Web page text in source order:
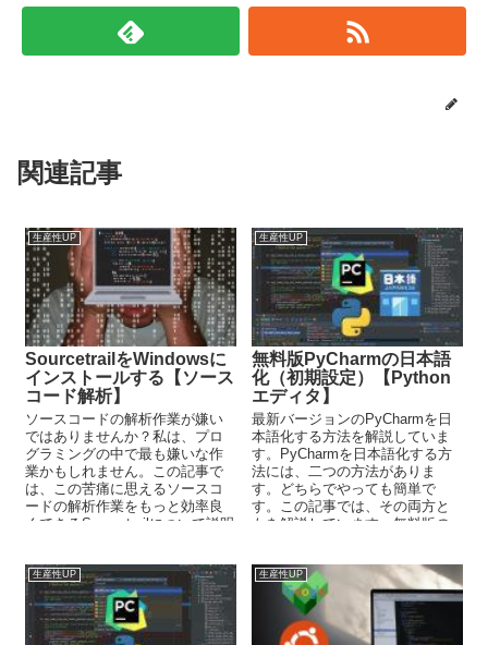
関連記事
生産性UP
SourcetrailをWindowsに
インストールする【ソース
コード解析】
ソースコードの解析作業が嫌い
ではありませんか？私は、プロ
グラミングの中で最も嫌いな作
業かもしれません。この記事で
は、この苦痛に思えるソースコ
ードの解析作業をもっと効率良
くできるSourcetrailについて説明
ます。
生産性UP
無料版PyCharmの日本語
化（初期設定）【Python
エディタ】
最新バージョンのPyCharmを日
本語化する方法を解説していま
す。PyCharmを日本語化する方
法には、二つの方法がありま
す。どちらでやっても簡単で
す。この記事では、その両方と
もを解説しています。無料版の
ましょう。
生産性UP 生産性UP